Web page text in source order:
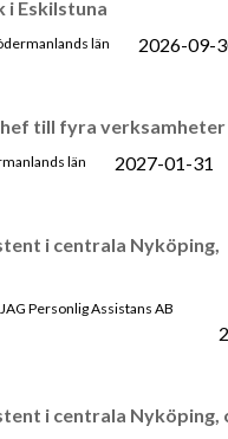
i Eskilstuna
län 2026-09-
till fyra verksamheter
län 2027-01-31
i centrala Nyköping,
Personlig Assistans AB
i centrala Nyköping,